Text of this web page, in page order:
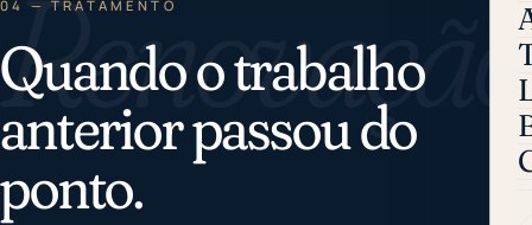
Renovação
04 — TRATAMENTO
Quando o trabalho
anterior passou do
ponto.